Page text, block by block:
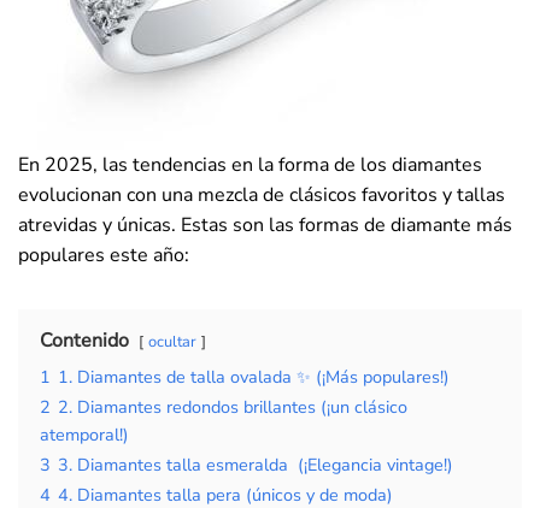
En 2025, las tendencias en la forma de los diamantes
evolucionan con una mezcla de clásicos favoritos y tallas
atrevidas y únicas. Estas son las formas de diamante más
populares este año:
Contenido ocultar
1 1. Diamantes de talla ovalada ✨ (¡Más populares!)
2 2. Diamantes redondos brillantes (¡un clásico
atemporal!)
3 3. Diamantes talla esmeralda ️ (¡Elegancia vintage!)
4 4. Diamantes talla pera (únicos y de moda)